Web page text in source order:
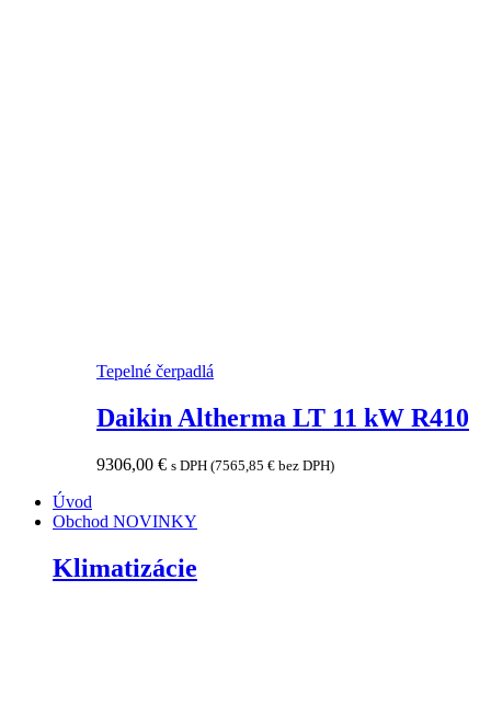
Tepelné čerpadlá
Daikin Altherma LT 11 kW R410
9306,00 € s DPH (7565,85 € bez DPH)
Úvod
Obchod NOVINKY
Klimatizácie